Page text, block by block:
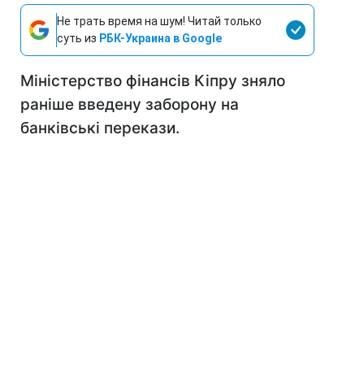
Не трать время на шум! Читай только
суть из РБК-Украина в Google
Міністерство фінансів Кіпру зняло
раніше введену заборону на
банківські перекази.